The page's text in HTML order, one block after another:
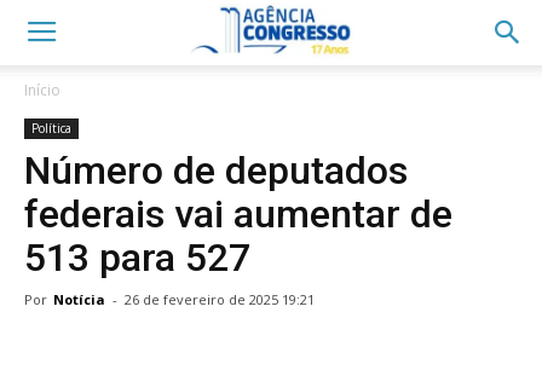
Início
Política
Número de deputados
federais vai aumentar de
513 para 527
Por Notícia - 26 de fevereiro de 2025 19:21